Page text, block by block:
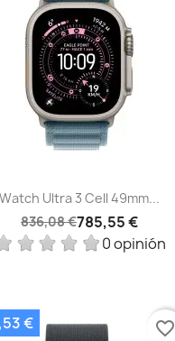
Watch Ultra 3 Cell 49mm...
836,08 €785,55 €
0 opinión
€ favorite_border